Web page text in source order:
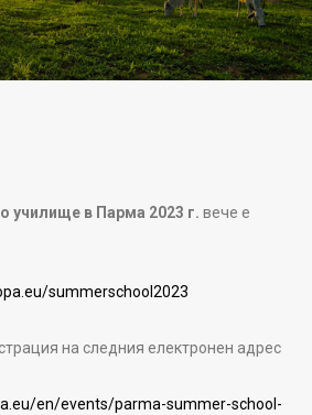
училище в Парма 2023 г. вече е
summerschool2023
на следния електронен адрес
en/events/parma-summer-school-